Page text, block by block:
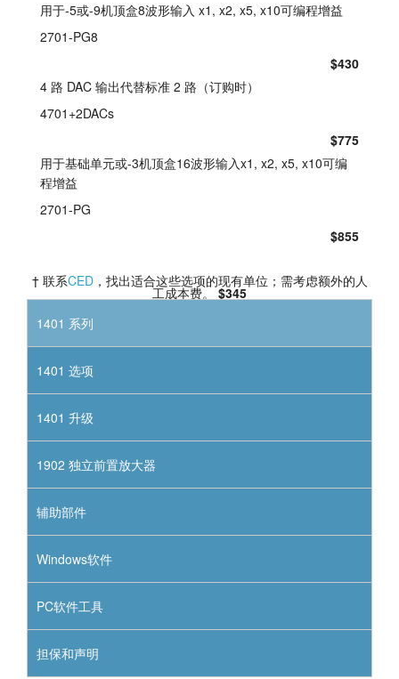
用于-5或-9机顶盒8波形输入 x1, x2, x5, x10可编程增益
2701-PG8
$430
4 路 DAC 输出代替标准 2 路（订购时）
4701+2DACs
$775
用于基础单元或-3机顶盒16波形输入x1, x2, x5, x10可编
程增益
2701-PG
$855
† 联系CED，找出适合这些选项的现有单位；需考虑额外的人
工成本费。$345
1401 系列
1401 选项
1401 升级
1902 独立前置放大器
辅助部件
Windows软件
PC软件工具
担保和声明